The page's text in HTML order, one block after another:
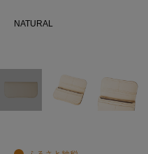
NATURAL